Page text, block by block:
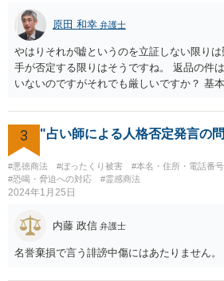
原田 和幸 弁護士
やはりそれが嘘というのを立証しない限り
手が否定する限りはそうですね。 返品の件
いないのですがそれでも厳しいですか？ 基
3 "占い師による人格否定発言の
#悪徳商法 #ぼったくり被害 #本名・住所・電話番
#恐喝・脅迫への対応
#霊感商法
2024年1月25日
内藤 政信 弁護士
名誉棄損で言う誹謗中傷にはあたりません。